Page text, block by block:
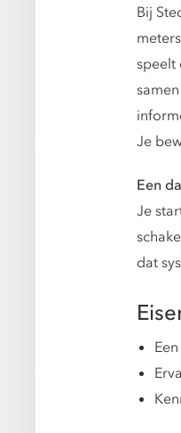
Bij
speelt
Je
Een
Je
dat